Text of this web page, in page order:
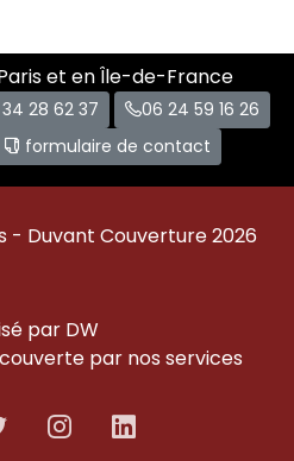
et en Île-de-France
34 28 62 37 06 24 59 16 26
formulaire de contact
- Duvant Couverture 2026
par DW
par nos services